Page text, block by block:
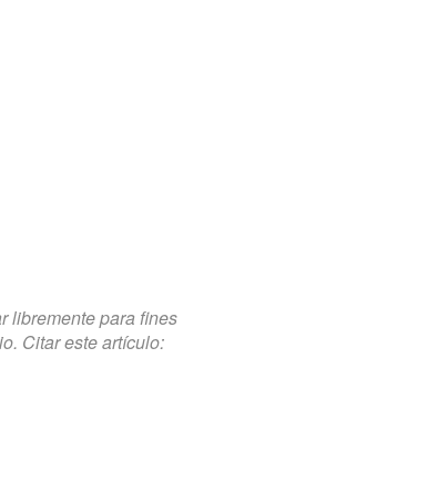
libremente para fines
Citar este artículo: